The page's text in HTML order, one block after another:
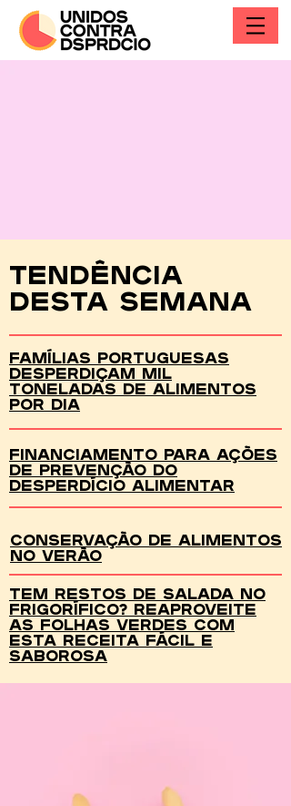
Tendência
desta semana
Famílias portuguesas
desperdiçam mil
toneladas de alimentos
por dia
Financiamento para ações
de prevenção do
desperdício alimentar
Conservação de Alimentos
no Verão
Tem restos de salada no
frigorífico? Reaproveite
as folhas verdes com
esta receita fácil e
saborosa